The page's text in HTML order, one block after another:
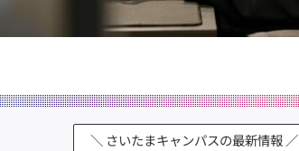
＼ さいたまキャンパスの最新情報 ／